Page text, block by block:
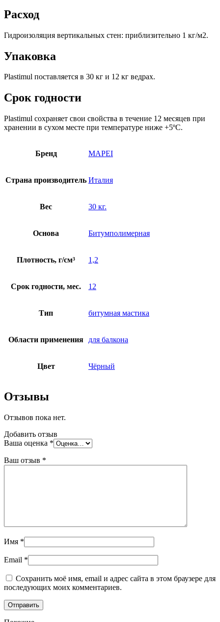
Расход
Гидроизоляция вертикальных стен: приблизительно 1 кг/м2.
Упаковка
Plastimul поставляется в 30 кг и 12 кг ведрах.
Срок годности
Plastimul сохраняет свои свойства в течение 12 месяцев при
хранении в сухом месте при температуре ниже +5ºС.
Бренд MAPEI
Страна производитель Италия
Вес 30 кг.
Основа Битумполимерная
Плотность, г/см³ 1,2
Срок годности, мес. 12
Тип битумная мастика
Области применения для балкона
Цвет Чёрный
Отзывы
Отзывов пока нет.
Добавить отзыв
Ваша оценка *
Ваш отзыв *
Имя *
Email *
Сохранить моё имя, email и адрес сайта в этом браузере для
последующих моих комментариев.